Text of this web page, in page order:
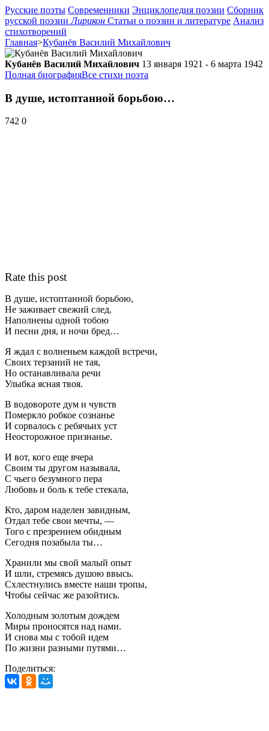
Русские поэты Современники Энциклопедия поэзии Сборник
русской поэзии Лирикон Статьи о поэзии и литературе Анализ
стихотворений
Главная>Кубанёв Василий Михайлович
Кубанёв Василий Михайлович 13 января 1921 - 6 марта 1942
Полная биографияВсе стихи поэта
В душе, истоптанной борьбою…
742 0
Rate this post
В душе, истоптанной борьбою,
Не заживает свежий след.
Наполнены одной тобою
И песни дня, и ночи бред…
Я ждал с волненьем каждой встречи,
Своих терзаний не тая,
Но останавливала речи
Улыбка ясная твоя.
В водовороте дум и чувств
Померкло робкое сознанье
И сорвалось с ребячьих уст
Неосторожное признанье.
И вот, кого еще вчера
Своим ты другом называла,
С чьего безумного пера
Любовь и боль к тебе стекала,
Кто, даром наделен завидным,
Отдал тебе свои мечты, —
Того с презрением обидным
Сегодня позабыла ты…
Хранили мы свой малый опыт
И шли, стремясь душою ввысь.
Схлестнулись вместе наши тропы,
Чтобы сейчас же разойтись.
Холодным золотым дождем
Миры проносятся над нами.
И снова мы с тобой идем
По жизни разными путями…
Поделиться: